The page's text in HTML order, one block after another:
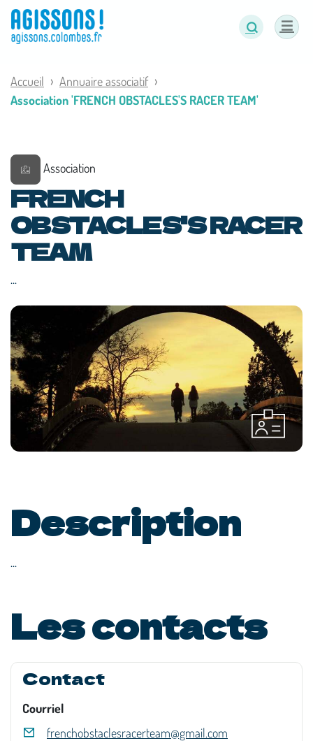
Accueil
Annuaire associatif
Association 'FRENCH OBSTACLES'S RACER TEAM'
Association
FRENCH
OBSTACLES'S RACER
TEAM
...
Description
...
Les contacts
Contact
Courriel
frenchobstaclesracerteam@gmail.com
Panneau de gestion des cookies